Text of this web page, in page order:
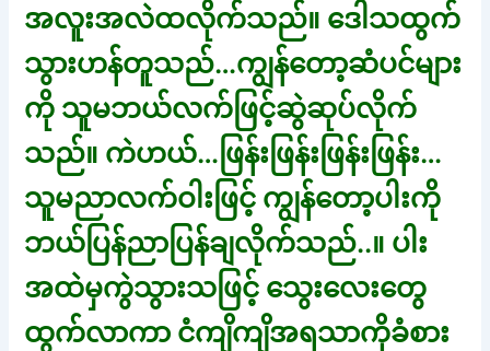
အလူးအလဲထလိုက်သည်။ ဒေါသထွက်
သွားဟန်တူသည်…ကျွန်တော့ဆံပင်များ
ကို သူမဘယ်လက်ဖြင့်ဆွဲဆုပ်လိုက်
သည်။ ကဲဟယ်…ဖြန်းဖြန်းဖြန်းဖြန်း…
သူမညာလက်ဝါးဖြင့် ကျွန်တော့ပါးကို
ဘယ်ပြန်ညာပြန်ချလိုက်သည်..။ ပါး
အထဲမှကွဲသွားသဖြင့် သွေးလေးတွေ
ထွက်လာကာ ငံကျိကျိအရသာကိုခံစား